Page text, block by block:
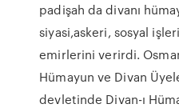
padişah da divanı
siyasi,askeri, sosyal
emirlerini verirdi.
Hümayun ve Divan
devletinde Divan-ı